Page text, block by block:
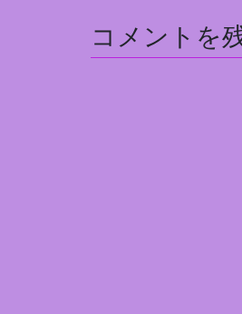
コメントを